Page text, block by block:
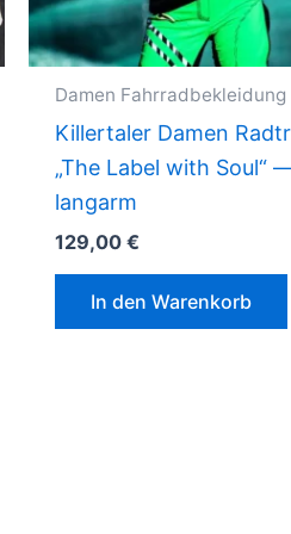
Damen Fahrradbekleidung
Killertaler Damen
„The Label with Soul“
langarm
129,00 €
In den Warenkorb